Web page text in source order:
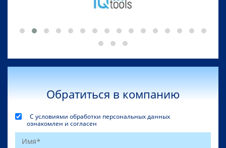
Обратиться в компанию
С условиями обработки персональных данных
ознакомлен и согласен